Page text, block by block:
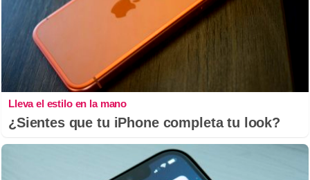
Lleva el estilo en la mano
¿Sientes que tu iPhone completa tu look?